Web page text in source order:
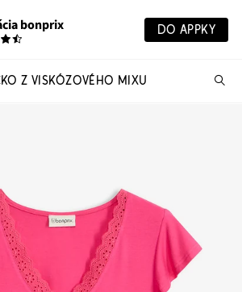
bonprix DO APPKY
Z VISKÓZOVÉHO MIXU